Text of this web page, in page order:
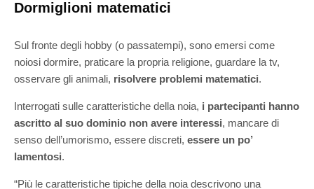
Dormiglioni matematici
Sul fronte degli hobby (o passatempi), sono emersi come
noiosi dormire, praticare la propria religione, guardare la tv,
osservare gli animali, risolvere problemi matematici.
Interrogati sulle caratteristiche della noia, i partecipanti hanno
ascritto al suo dominio non avere interessi, mancare di
senso dell’umorismo, essere discreti, essere un po’
lamentosi.
“Più le caratteristiche tipiche della noia descrivono una